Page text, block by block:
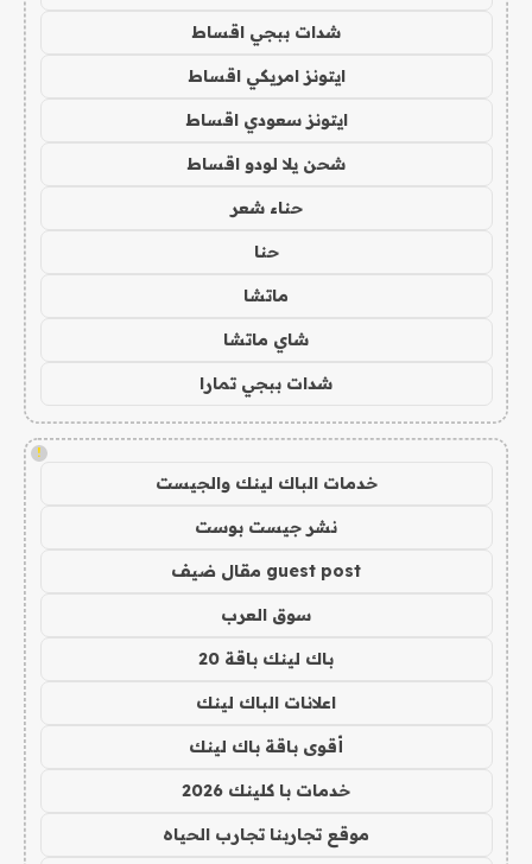
شدات ببجي اقساط
ايتونز امريكي اقساط
ايتونز سعودي اقساط
شحن يلا لودو اقساط
حناء شعر
حنا
ماتشا
شاي ماتشا
شدات ببجي تمارا
!
خدمات الباك لينك والجيست
نشر جيست بوست
guest post مقال ضيف
سوق العرب
باك لينك باقة 20
اعلانات الباك لينك
أقوى باقة باك لينك
خدمات با كلينك 2026
موقع تجاربنا تجارب الحياه